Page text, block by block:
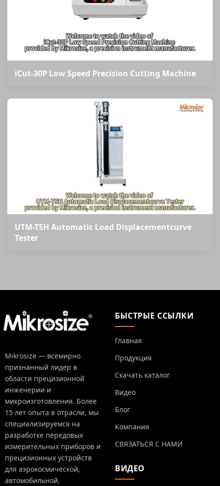
iCut-30P Low Speed Precision Cutting Machine
UTM-TSH Automatic Load Displacementcurve
Tester
Mikrosize — всемирно
признанный лидер в
области прецизионной
инженерии и
микроизготовления. Более
15 лет опыта в отрасли, мы
специализируемся на
разработке передовых
измерительных приборов и
прецизионных устройств
для аэрокосмической,
автомобильной,
БЫСТРЫЕ ССЫЛКИ
Главная
Продукция
Скачать каталог
Видео
Блог
Компания
СВЯЗАТЬСЯ С НАМИ
ВИДЕО